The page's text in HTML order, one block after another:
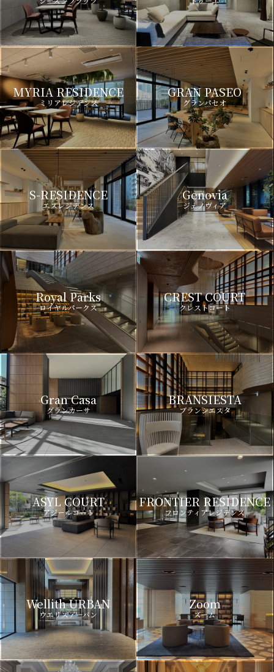
MYRIA RESIDENCE
ミリアレジデンス
GRAN PASEO
グランパセオ
S-RESIDENCE
エスレジデンス
Genovia
ジェノヴィア
Royal Parks
ロイヤルパークス
CREST COURT
クレストコート
Gran Casa
グランカーサ
BRANSIESTA
ブランシエスタ
ASYL COURT
アジールコート
FRONTIER RESIDENCE
フロンティアレジデンス
Wellith URBAN
ウエリスアーバン
Zoom
ズーム